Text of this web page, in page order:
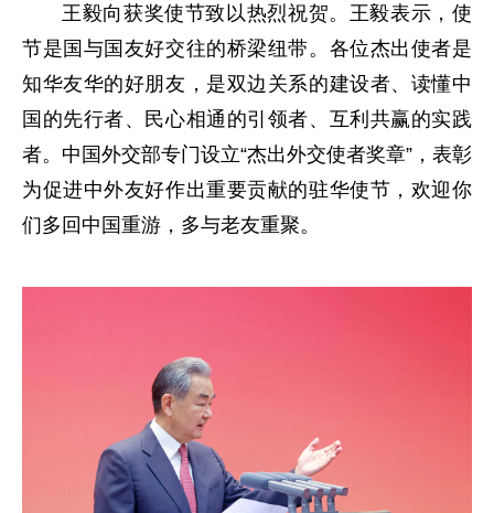
王毅向获奖使节致以热烈祝贺。王毅表示 ，使
节是国与国友好交往的桥梁纽带。各位杰出使者是
知华友华的好朋友，是双边关系的建设者、读懂中
国的先行者、民心相通的引领者、互利共赢的实践
者。中国外交部专门设立“杰出外交使者奖章”，表彰
为促进中外友好作出重要贡献的驻华使节，欢迎你
们多回中国重游，多与老友重聚。